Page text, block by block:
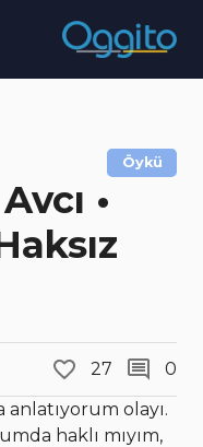
Öykü
•
27
0
anlatıyorum olayı.
haklı mıyım,